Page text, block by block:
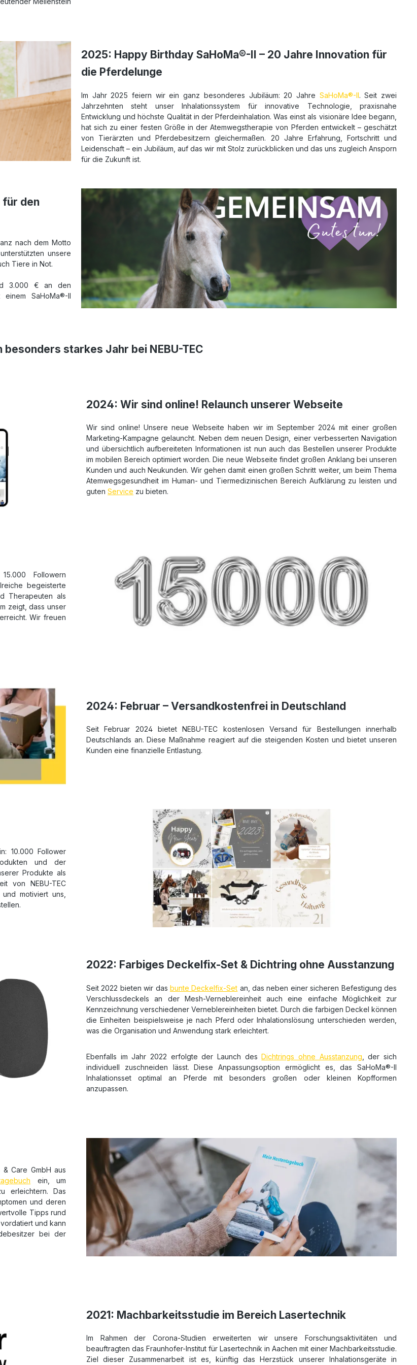
2025: Happy Birthday SaHoMa®-II – 20 Jahre Innovation für
die Pferdelunge
Im Jahr 2025 feiern wir ein ganz besonderes Jubiläum: 20 Jahre SaHoMa®-II. Seit zwei
Jahrzehnten steht unser Inhalationssystem für innovative Technologie, praxisnahe
Entwicklung und höchste Qualität in der Pferdeinhalation. Was einst als visionäre Idee begann,
hat sich zu einer festen Größe in der Atemwegstherapie von Pferden entwickelt – geschätzt
von Tierärzten und Pferdebesitzern gleichermaßen. 20 Jahre Erfahrung, Fortschritt und
Leidenschaft – ein Jubiläum, auf das wir mit Stolz zurückblicken und das uns zugleich Ansporn
für die Zukunft ist.
für den
nach dem Motto
unsere
Tiere in Not.
3.000 € an den
SaHoMa®-II
besonders starkes Jahr bei NEBU-TEC
2024: Wir sind online! Relaunch unserer Webseite
Wir sind online! Unsere neue Webseite haben wir im September 2024 mit einer großen
Marketing-Kampagne gelauncht. Neben dem neuen Design, einer verbesserten Navigation
und übersichtlich aufbereiteten Informationen ist nun auch das Bestellen unserer Produkte
im mobilen Bereich optimiert worden. Die neue Webseite findet großen Anklang bei unseren
Kunden und auch Neukunden. Wir gehen damit einen großen Schritt weiter, um beim Thema
Atemwegsgesundheit im Human- und Tiermedizinischen Bereich Aufklärung zu leisten und
guten Service zu bieten.
Followern
begeisterte
Therapeuten als
zeigt, dass unser
Wir freuen
2024: Februar – Versandkostenfrei in Deutschland
Seit Februar 2024 bietet NEBU-TEC kostenlosen Versand für Bestellungen innerhalb
Deutschlands an. Diese Maßnahme reagiert auf die steigenden Kosten und bietet unseren
Kunden eine finanzielle Entlastung.
10.000 Follower
und der
Produkte als
von NEBU-TEC
motiviert uns,
2022: Farbiges Deckelfix-Set & Dichtring ohne Ausstanzung
Seit 2022 bieten wir das bunte Deckelfix-Set an, das neben einer sicheren Befestigung des
Verschlussdeckels an der Mesh-Verneblereinheit auch eine einfache Möglichkeit zur
Kennzeichnung verschiedener Verneblereinheiten bietet. Durch die farbigen Deckel können
die Einheiten beispielsweise je nach Pferd oder Inhalationslösung unterschieden werden,
was die Organisation und Anwendung stark erleichtert.
Ebenfalls im Jahr 2022 erfolgte der Launch desDichtrings ohne Ausstanzung , der sich
individuell zuschneiden lässt. Diese Anpassungsoption ermöglicht es, das SaHoMa®-II
Inhalationsset optimal an Pferde mit besonders großen oder kleinen Kopfformen
anzupassen.
Care GmbH aus
ein, um
erleichtern. Das
und deren
Tipps rund
und kann
bei der
2021: Machbarkeitsstudie im Bereich Lasertechnik
Im Rahmen der Corona-Studien erweiterten wir unsere Forschungsaktivitäten und
beauftragten das Fraunhofer-Institut für Lasertechnik in Aachen mit einer Machbarkeitsstudie.
Ziel dieser Zusammenarbeit ist es, künftig das Herzstück unserer Inhalationsgeräte in